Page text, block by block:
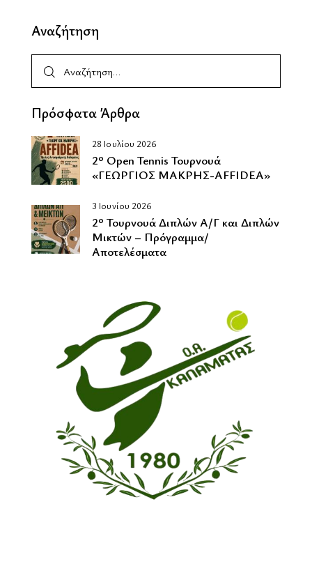
Αναζήτηση
Πρόσφατα Άρθρα
28 Ιουλίου 2026
2º Οpen Tennis Τουρνουά
«ΓΕΩΡΓΙΟΣ ΜΑΚΡΗΣ-AFFIDEA»
3 Ιουνίου 2026
2º Τουρνουά Διπλών Α/Γ και Διπλών
Μικτών – Πρόγραμμα/
Αποτελέσματα